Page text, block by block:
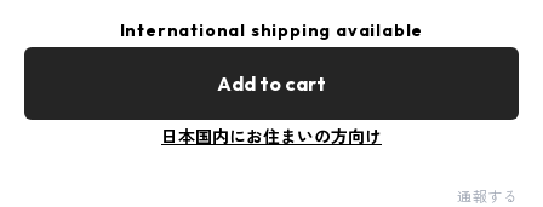
International shipping available
Add to cart
日本国内にお住まいの方向け
通報する